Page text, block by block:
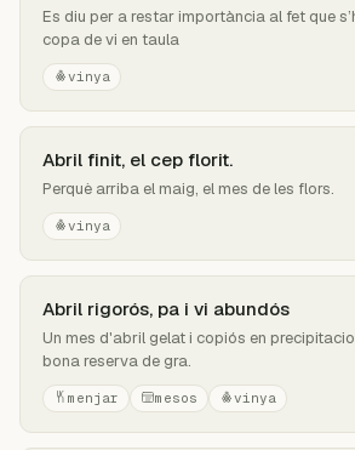
Es diu per a restar importància al fet que
copa de vi en taula
vinya
Abril finit, el cep florit.
Perquè arriba el maig, el mes de les flors.
vinya
Abril rigorós, pa i vi abundós
Un mes d'abril gelat i copiós en
bona reserva de gra.
menjar mesos vinya